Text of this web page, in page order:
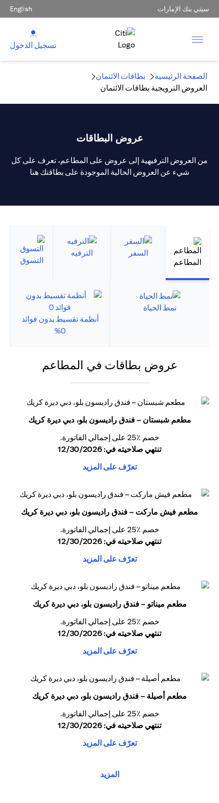
سيتي بنك الإمارات English
تسجيل الدخول
الصفحة الرئيسية
بطاقات الائتمان
العروض الترويجية بطاقات الائتمان
عروض البطاقات
من العروض الترفيهية إلى عروض على المطاعم، تعرف على كل
شيء عن العروض الحالية الموجودة على بطاقتك هنا
المطاعم
السفر الترفيه
التسوق
نمط الحياة
أنظمة تقسيط بدون فوائد
0%
عروض بطاقات في المطاعم
مطعم شبستان – فندق راديسون بلو، دبي ديرة كريك
خصم ٪25 على إجمالي الفاتورة.
تنتهي صلاحيته في: 12/30/2026
تعرّف على المزيد
مطعم فيش ماركت – فندق راديسون بلو، دبي ديرة كريك
خصم ٪25 على إجمالي الفاتورة.
تنتهي صلاحيته في: 12/30/2026
تعرّف على المزيد
مطعم ميناتو – فندق راديسون بلو، دبي ديرة كريك
خصم ٪25 على إجمالي الفاتورة.
تنتهي صلاحيته في: 12/30/2026
تعرّف على المزيد
مطعم أصيلة – فندق راديسون بلو، دبي ديرة كريك
خصم ٪25 على إجمالي الفاتورة.
تنتهي صلاحيته في: 12/30/2026
تعرّف على المزيد
المزيد